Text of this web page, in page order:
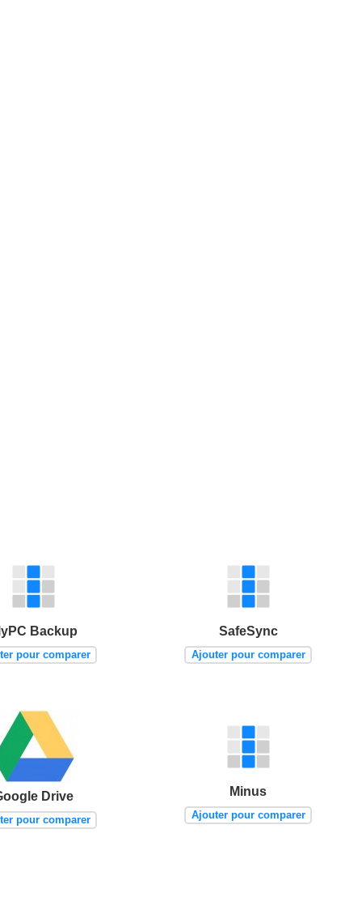
Backup
pour comparer
SafeSync
Ajouter pour comparer
Drive
pour comparer
Minus
Ajouter pour comparer